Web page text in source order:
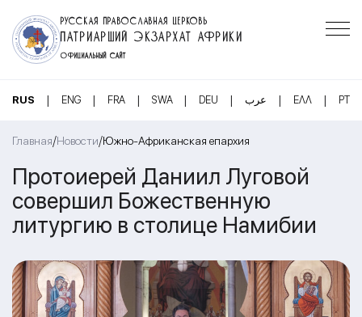
РУССКАЯ ПРАВОСЛАВНАЯ ЦЕРКОВЬ
ПАТРИАРШИЙ ЭКЗАРХАТ АФРИКИ
ОФИЦИАЛЬНЫЙ САЙТ
RUS | ENG | FRA | SWA | DEU | عرب | ΕΛΛ | PT
Главная/Новости/Южно-Африканская епархия
Протоиерей Даниил Луговой
совершил Божественную
литургию в столице Намибии